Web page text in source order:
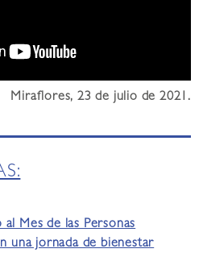
Miraflores, 23 de julio de 2021.
Mes de las Personas
una jornada de bienestar